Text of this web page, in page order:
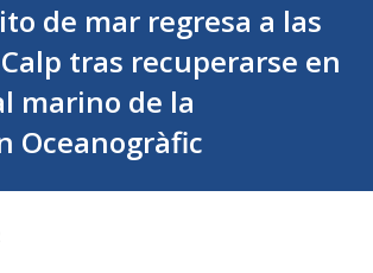
de mar regresa a las
tras recuperarse en
marino de la
Oceanogràfic